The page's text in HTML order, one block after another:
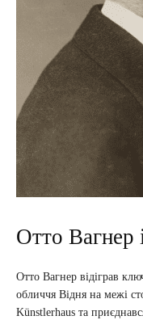
Отто Вагнер
Отто Вагнер відіграв
обличчя Відня на межі
Künstlerhaus та